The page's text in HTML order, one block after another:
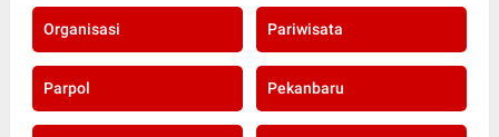
Organisasi Pariwisata
Parpol Pekanbaru